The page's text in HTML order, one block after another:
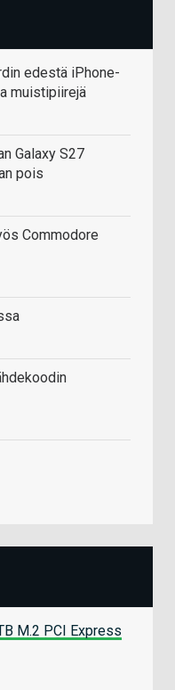
edestä iPhone-
muistipiirejä
Galaxy S27
pois
Commodore
M.2 PCI Express